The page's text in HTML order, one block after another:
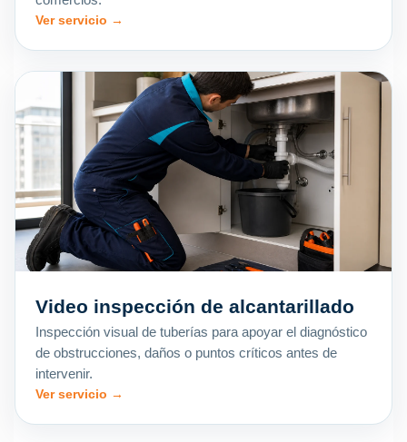
Ver servicio →
Video inspección de alcantarillado
Inspección visual de tuberías para apoyar el diagnóstico
de obstrucciones, daños o puntos críticos antes de
intervenir.
Ver servicio →